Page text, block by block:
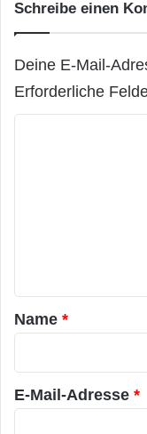
Schreibe einen
Deine E-Mail-
Erforderliche
a
r
*
Name *
E-Mail-Adresse *